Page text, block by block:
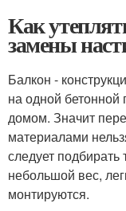
Как
замены
Балкон -
на одной бетонной
домом. Значит
материалами
следует
небольшой вес,
монтируются.